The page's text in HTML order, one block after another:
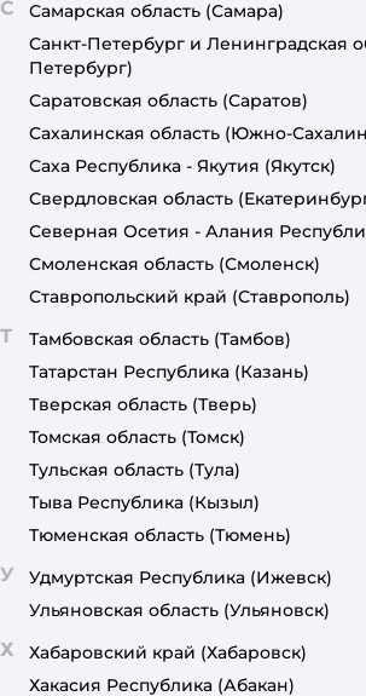
С Самарская область (Самара)
Санкт-Петербург и Ленинградская
Петербург)
Саратовская область (Саратов)
Сахалинская область (Южно-
Саха Республика - Якутия (Якутск)
Свердловская область
Северная Осетия - Алания
Смоленская область (Смоленск)
Ставропольский край (Ставрополь)
Т Тамбовская область (Тамбов)
Татарстан Республика (Казань)
Тверская область (Тверь)
Томская область (Томск)
Тульская область (Тула)
Тыва Республика (Кызыл)
Тюменская область (Тюмень)
У Удмуртская Республика (Ижевск)
Ульяновская область (Ульяновск)
Х Хабаровский край (Хабаровск)
Хакасия Республика (Абакан)